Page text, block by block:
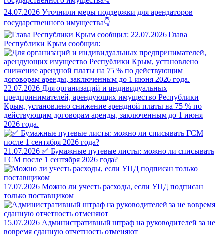
24.07.2026 Уточнили меры поддержки для арендаторов
государственного имущества👇
22.07.2026 Глава
Республики Крым сообщил:
22.07.2026 Для организаций и индивидуальных
предпринимателей, арендующих имущество Республики
Крым, установлено снижение арендной платы на 75 % по
действующим договорам аренды, заключенным до 1 июня
2026 года.
21.07.2026 ✅ Бумажные путевые листы: можно ли списывать
ГСМ после 1 сентября 2026 года?
17.07.2026 Можно ли учесть расходы, если УПД подписан
только поставщиком
15.07.2026 Административный штраф на руководителей за не
вовремя сданную отчетность отменяют